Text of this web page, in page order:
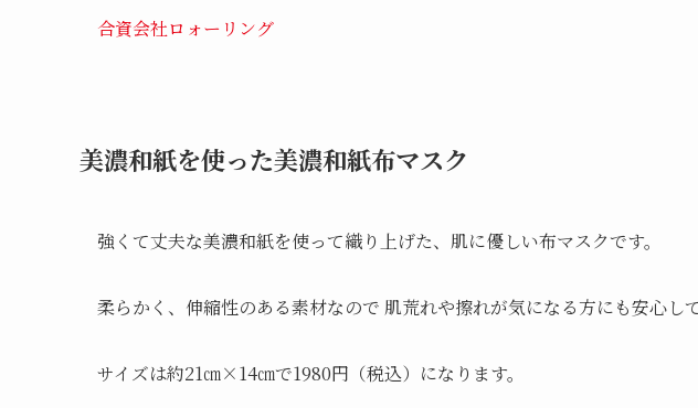
合資会社ロォーリング
美濃和紙を使った美濃和紙布マスク
強くて丈夫な美濃和紙を使って織り上げた、肌に優しい布マスクです。
柔らかく、伸縮性のある素材なので 肌荒れや擦れが気になる方にも安心し
サイズは約21㎝×14㎝で1980円（税込）になります。